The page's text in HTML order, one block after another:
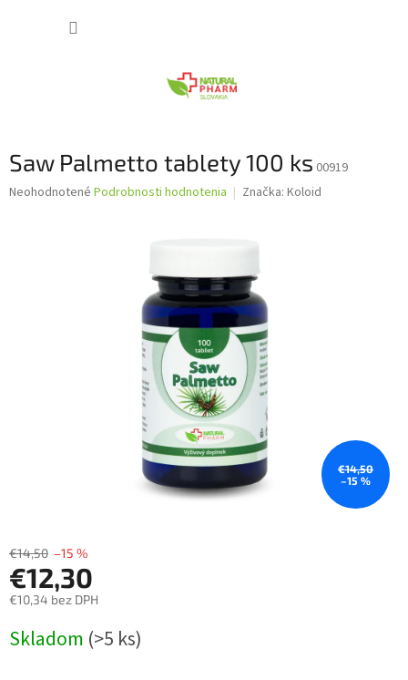
Saw Palmetto tablety 100 ks 00919
Priemerné
Neohodnotené Podrobnosti hodnotenia Značka: Koloid
€14,50
–15 %
€14,50 –15 %
€12,30
€10,34 bez DPH
cena:
Skladom (>5 ks)